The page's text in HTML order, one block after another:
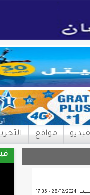
مواقع
28/12/2024 - 17:35